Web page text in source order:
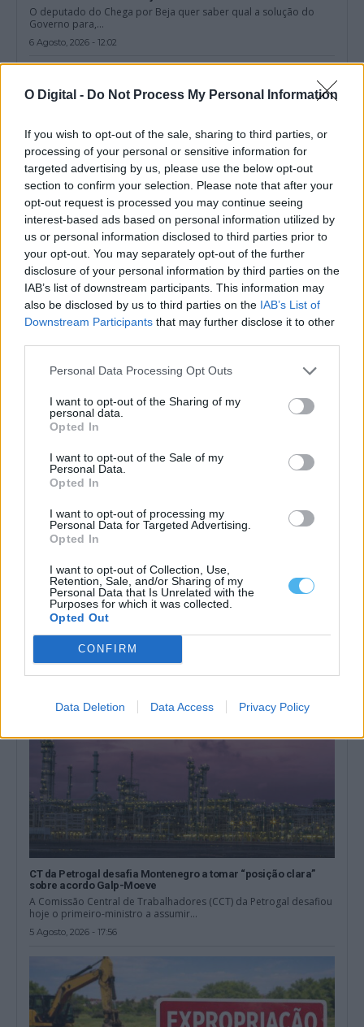
O Digital - Do Not Process My Personal Information
If you wish to opt-out of the sale, sharing to third parties, or
processing of your personal or sensitive information for
targeted advertising by us, please use the below opt-out
section to confirm your selection. Please note that after your
opt-out request is processed you may continue seeing
interest-based ads based on personal information utilized by
us or personal information disclosed to third parties prior to
your opt-out. You may separately opt-out of the further
disclosure of your personal information by third parties on the
IAB’s list of downstream participants. This information may
also be disclosed by us to third parties on the IAB’s List of
Downstream Participants that may further disclose it to other
Personal Data Processing Opt Outs
I want to opt-out of the Sharing of my
personal data.
Opted In
I want to opt-out of the Sale of my
Personal Data.
Opted In
I want to opt-out of processing my
Personal Data for Targeted Advertising.
Opted In
I want to opt-out of Collection, Use,
Retention, Sale, and/or Sharing of my
Personal Data that Is Unrelated with the
Purposes for which it was collected.
Opted Out
CONFIRM
Data Deletion Data Access Privacy Policy
O deputado do Chega por Beja quer saber qual a solução do
Governo para,...
6 Agosto, 2026 - 12:02
Pesca no Estuário do Sado passa a ter novas regras a partir de 7
de agosto
A pesca no Estuário do Sado passa a estar sujeita a novas regras
a...
Governo admite não saber como militar dispensado recebeu
arma em Portalegre
O secretário de Estado Adjunto e da Administração Interna, Paulo
Simões Ribeiro, confirmou ao...
5 Agosto, 2026 - 23:32
CT da Petrogal desafia Montenegro a tomar “posição clara”
sobre acordo Galp-Moeve
A Comissão Central de Trabalhadores (CCT) da Petrogal desafiou
hoje o primeiro-ministro a assumir...
5 Agosto, 2026 - 17:56